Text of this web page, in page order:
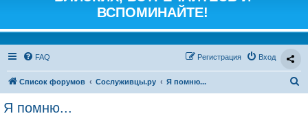
ВСПОМИНАЙТЕ!
FAQ Вход
Регистрация
Список форумов Сослуживцы.ру Я помню...
Я помню...